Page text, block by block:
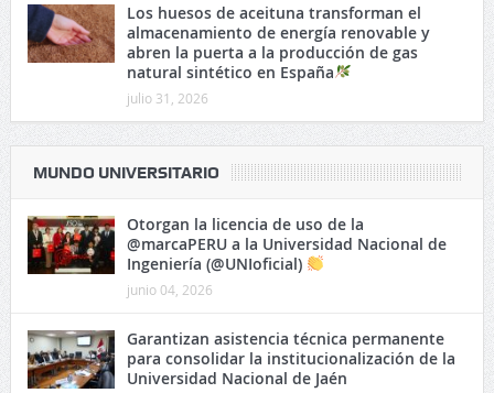
Los huesos de aceituna transforman el
almacenamiento de energía renovable y
abren la puerta a la producción de gas
natural sintético en España
julio 31, 2026
MUNDO UNIVERSITARIO
Otorgan la licencia de uso de la
@marcaPERU a la Universidad Nacional de
Ingeniería (@UNIoficial)
junio 04, 2026
Garantizan asistencia técnica permanente
para consolidar la institucionalización de la
Universidad Nacional de Jaén